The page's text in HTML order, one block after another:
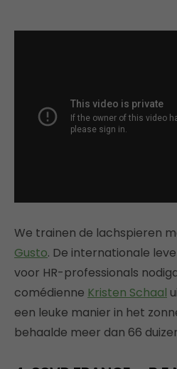
We trainen de lachspieren
Gusto. De internationale
voor HR-professionals
comédienne Kristen Schaal
een leuke manier in het
behaalde meer dan 66